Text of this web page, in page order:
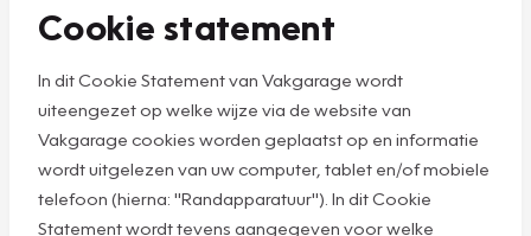
Cookie statement
In dit Cookie Statement van Vakgarage wordt
uiteengezet op welke wijze via de website van
Vakgarage cookies worden geplaatst op en informatie
wordt uitgelezen van uw computer, tablet en/of mobiele
telefoon (hierna: "Randapparatuur"). In dit Cookie
Statement wordt tevens aangegeven voor welke